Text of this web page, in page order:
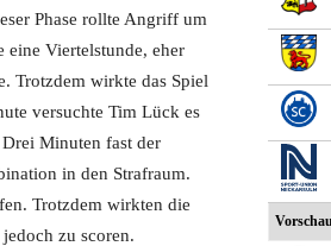
Phase rollte Angriff um
eine Viertelstunde, eher
Trotzdem wirkte das Spiel
versuchte Tim Lück es
Minuten fast der
in den Strafraum.
Trotzdem wirkten die
zu scoren.